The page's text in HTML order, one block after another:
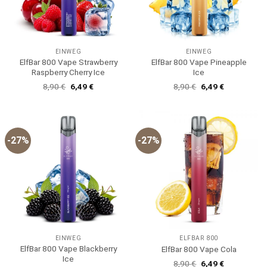
EINWEG
ElfBar 800 Vape Strawberry
Raspberry Cherry Ice
8,90€ Ursprünglicher
Preis
6,49€Aktueller
EINWEG
ElfBar 800 Vape Pineapple
Ice
8,90€ Ursprünglicher
Preis
6,49€Aktueller
-27%
EINWEG
ElfBar 800 Vape Blackberry
Ice
-27%
ELFBAR 800
ElfBar 800 Vape Cola
8,90€ Ursprünglicher
6,49€Aktueller